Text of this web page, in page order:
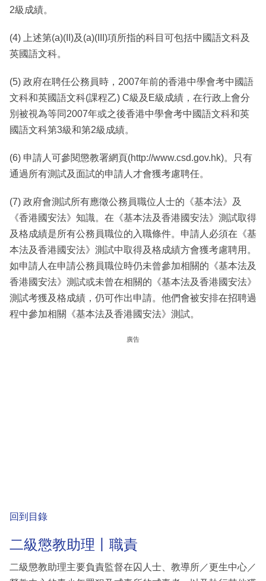
2級成績。
(4) 上述第(a)(II)及(a)(III)項所指的科目可包括中國語文科及
英國語文科。
(5) 政府在聘任公務員時，2007年前的香港中學會考中國語
文科和英國語文科(課程乙) C級及E級成績，在行政上會分
別被視為等同2007年或之後香港中學會考中國語文科和英
國語文科第3級和第2級成績。
(6) 申請人可參閱懲教署網頁(http://www.csd.gov.hk)。只有
通過所有測試及面試的申請人才會獲考慮聘任。
(7) 政府會測試所有應徵公務員職位人士的《基本法》及
《香港國安法》知識。在《基本法及香港國安法》測試取得
及格成績是所有公務員職位的入職條件。申請人必須在《基
本法及香港國安法》測試中取得及格成績方會獲考慮聘用。
如申請人在申請公務員職位時仍未曾參加相關的《基本法及
香港國安法》測試或未曾在相關的《基本法及香港國安法》
測試考獲及格成績，仍可作出申請。他們會被安排在招聘過
程中參加相關《基本法及香港國安法》測試。
廣告
回到目錄
二級懲教助理丨職責
二級懲教助理主要負責監督在囚人士、教導所／更生中心／